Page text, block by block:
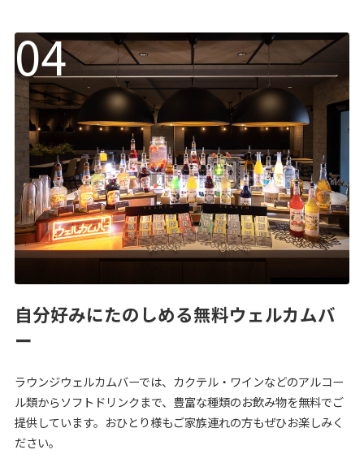
自分好みにたのしめる無料ウェルカムバ
ー
ラウンジウェルカムバーでは、カクテル・ワインなどのアルコー
ル類からソフトドリンクまで、豊富な種類のお飲み物を無料でご
提供しています。おひとり様もご家族連れの方もぜひお楽しみく
ださい。